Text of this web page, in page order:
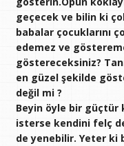
geçecek ve bilin ki
babalar çocuklarını
edemez ve
göstereceksiniz?
en güzel şekilde
değil mi ?
Beyin öyle bir güçtür
isterse kendini felç
de yenebilir. Yeter ki